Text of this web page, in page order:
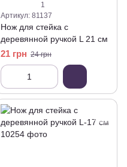
1
Артикул: 81137
Нож для стейка с
деревянной ручкой L 21 см
21 грн 24 грн